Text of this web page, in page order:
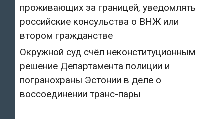
проживающих за границей, уведомлять
российские консульства о ВНЖ или
втором гражданстве
Окружной суд счёл неконституционным
решение Департамента полиции и
погранохраны Эстонии в деле о
воссоединении транс-пары